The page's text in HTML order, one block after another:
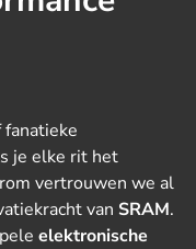
je elke rit het
vertrouwen we al
van SRAM.
elektronische